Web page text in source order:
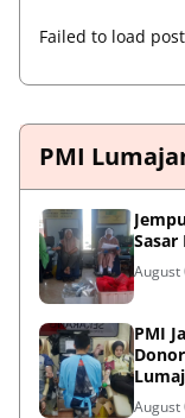
Failed to load
PMI
August
PMI
August